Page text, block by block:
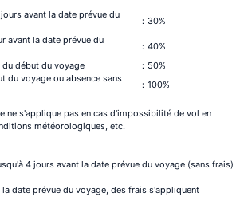
avant la date prévue du
：30%
avant la date prévue du
：40%
début du voyage
：50%
du voyage ou absence sans
：100%
ne s'applique pas en cas d'impossibilité de vol en
météorologiques, etc.
4 jours avant la date prévue du voyage (sans frais)
date prévue du voyage, des frais s'appliquent